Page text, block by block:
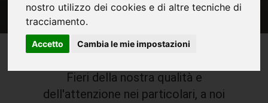
nostro utilizzo dei cookies e di altre tecniche di
tracciamento.
Accetto Cambia le mie impostazioni
Fieri della nostra qualità e
dell'attenzione nei particolari, a noi